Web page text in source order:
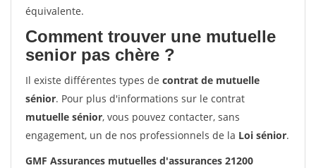
équivalente.
Comment trouver une mutuelle
senior pas chère ?
Il existe différentes types de contrat de mutuelle
sénior. Pour plus d'informations sur le contrat
mutuelle sénior, vous pouvez contacter, sans
engagement, un de nos professionnels de la Loi sénior.
GMF Assurances mutuelles d'assurances 21200